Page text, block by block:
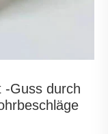
-Guss durch